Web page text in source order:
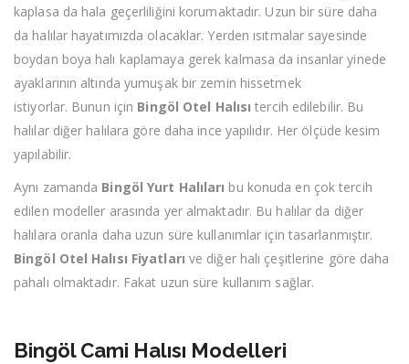
kaplasa da hala geçerliliğini korumaktadır. Uzun bir süre daha
da halılar hayatımızda olacaklar. Yerden ısıtmalar sayesinde
boydan boya halı kaplamaya gerek kalmasa da insanlar yinede
ayaklarının altında yumuşak bir zemin hissetmek
istiyorlar. Bunun için Bingöl Otel Halısı tercih edilebilir. Bu
halılar diğer halılara göre daha ince yapılıdır. Her ölçüde kesim
yapılabilir.
Aynı zamanda Bingöl Yurt Halıları bu konuda en çok tercih
edilen modeller arasında yer almaktadır. Bu halılar da diğer
halılara oranla daha uzun süre kullanımlar için tasarlanmıştır.
Bingöl Otel Halısı Fiyatları ve diğer halı çeşitlerine göre daha
pahalı olmaktadır. Fakat uzun süre kullanım sağlar.
Bingöl Cami Halısı Modelleri